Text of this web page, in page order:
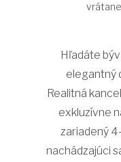
Hľadáte
elegantný
Realitná
exkluzívne
zariadený
nachádzajúci